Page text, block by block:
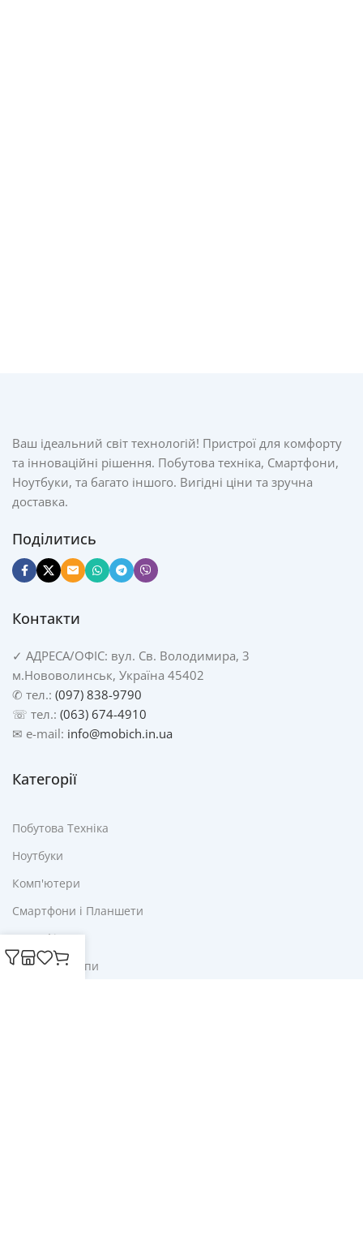
Ваш ідеальний світ технологій! Пристрої для комфорту
та інноваційні рішення. Побутова техніка, Смартфони,
Ноутбуки, та багато іншого. Вигідні ціни та зручна
доставка.
Поділитись
Контакти
✓ АДРЕСА/ОФІС: вул. Св. Володимира, 3
м.Нововолинськ, Україна 45402
✆ тел.: (097) 838-9790
☏ тел.: (063) 674-4910
✉ e-mail: info@mobich.in.ua
Категорії
Побутова Техніка
Ноутбуки
Комп'ютери
Смартфони і Планшети
Для Офісу
Ліхтарі і Лампи